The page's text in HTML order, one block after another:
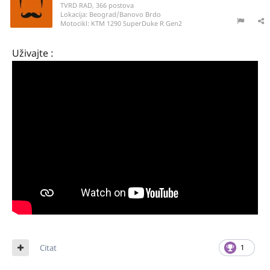
TVRD RAD, 366 postova
Lokacija: Beograd/Banovo Brdo
Motocikl: KTM 1290 SuperDuke R Gen2
Uživajte :
1
Citat